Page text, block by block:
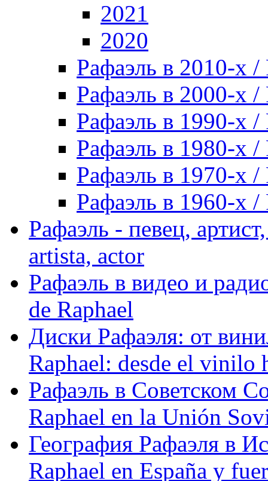
2021
2020
Рафаэль в 2010-х /
Рафаэль в 2000-х /
Рафаэль в 1990-х /
Рафаэль в 1980-х /
Рафаэль в 1970-х /
Рафаэль в 1960-х /
Рафаэль - певец,
artista, actor
Рафаэль в видео и
de Raphael
Диски Рафаэля: от
Raphael: desde el vinilo
Рафаэль в Советском
Raphael en la Unión
География Рафаэля в
Raphael en España y